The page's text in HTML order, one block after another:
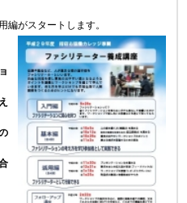
編がスタートします。